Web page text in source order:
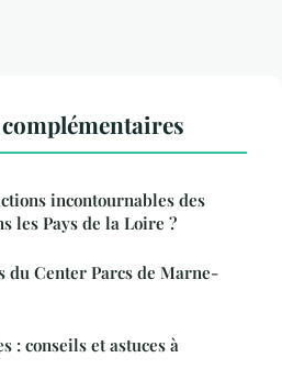
incontournables des
les Pays de la Loire ?
du Center Parcs de Marne-
: conseils et astuces à